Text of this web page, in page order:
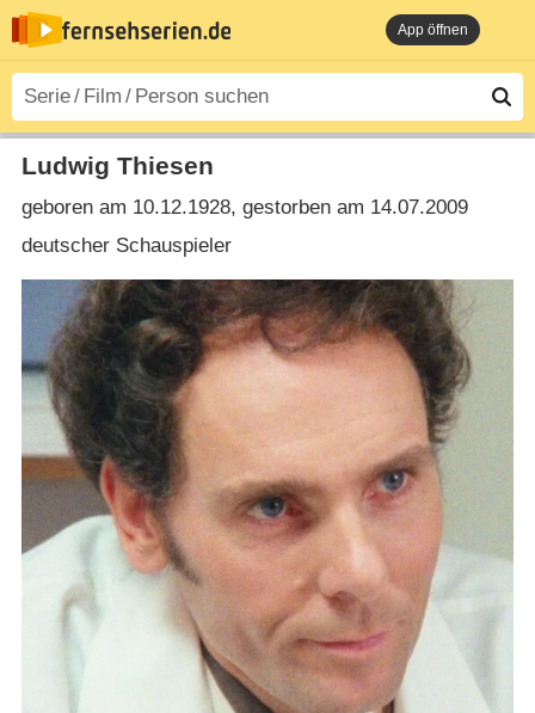
App öffnen
Ludwig Thiesen
geboren am 10.12.1928, gestorben am 14.07.2009
deutscher Schauspieler